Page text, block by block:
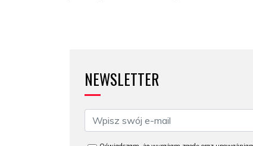
NEWSLETTER